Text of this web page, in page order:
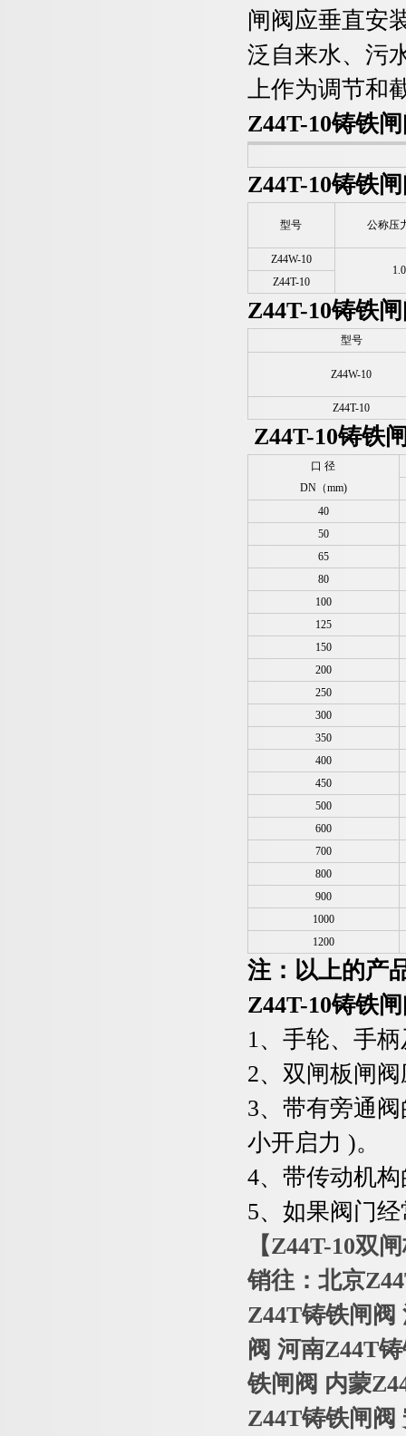
闸阀应垂直安
泛 自来水、污
上作为调节和
Z44T-10铸铁
Z44T-10铸铁
型号 公称压
Z44W-10
1.0
Z44T-10
Z44T-10铸铁
型号
Z44W-10
Z44T-10
Z44T-10铸铁
口 径
DN（mm)
40
50
65
80
100
125
150
200
250
300
350
400
450
500
600
700
800
900
1000
1200
注：以上的产
Z44T-10铸铁
1、手轮、手
2、双闸板闸
3、带有旁通
小开启力 )。
4、带传动机
5、如果阀门
【Z44T-10双
销往：北京
Z44T铸铁闸阀
阀 河南Z44T
铁闸阀 内蒙
Z44T铸铁闸阀